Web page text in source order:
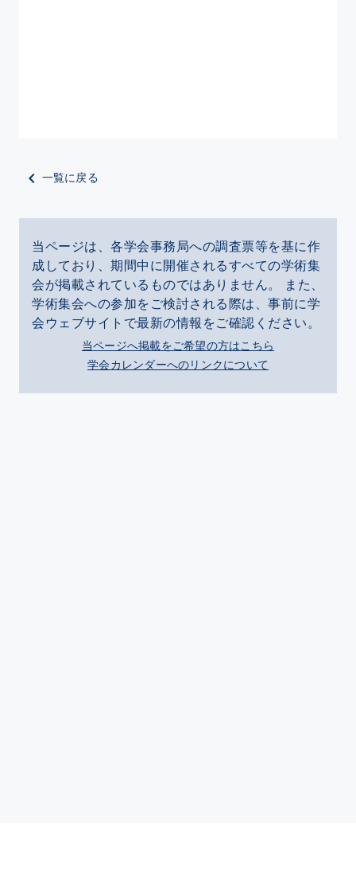
一覧に戻る
当ページは、各学会事務局への調査票等を基に作
成しており、期間中に開催されるすべての学術集
会が掲載されているものではありません。 また、
学術集会への参加をご検討される際は、事前に学
会ウェブサイトで最新の情報をご確認ください。
当ページへ掲載をご希望の方はこちら
学会カレンダーへのリンクについて